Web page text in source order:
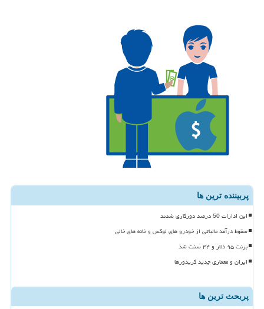
پربیننده ترین ها
این ادارات 50 درصد دورکاری شدند
سقوط درآمد مالیاتی از خودرو های لوکس و خانه های خالی
برنت ۹۵ دلار و ۴۴ سنت شد
ایران و معماری جدید کریدورها
پربحث ترین ها